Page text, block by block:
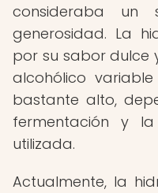
consideraba un
generosidad. La
por su sabor dulce
alcohólico
bastante alto,
fermentación y
utilizada.
Actualmente, la